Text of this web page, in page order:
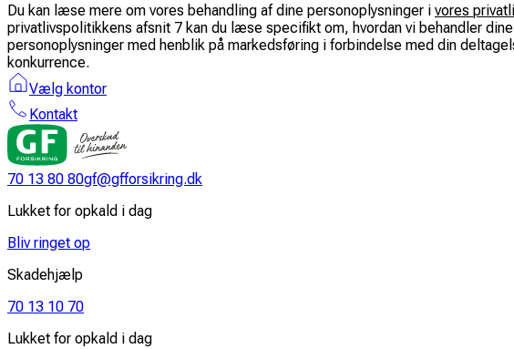
Du kan læse mere om vores behandling af dine personoplysninger i vores
privatlivspolitikkens afsnit 7 kan du læse specifikt om, hvordan vi behandler dine
personoplysninger med henblik på markedsføring i forbindelse med din
konkurrence.
Vælg kontor
Kontakt
70 13 80 80gf@gfforsikring.dk
Lukket for opkald i dag
Bliv ringet op
Skadehjælp
70 13 10 70
Lukket for opkald i dag